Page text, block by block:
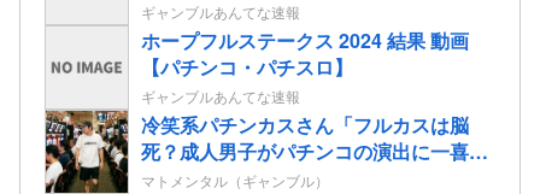
ギャンブルあんてな速報
ホープフルステークス 2024 結果 動画
【パチンコ・パチスロ】
ギャンブルあんてな速報
冷笑系パチンカスさん「フルカスは脳
死？成人男子がパチンコの演出に一喜一
憂してる方が脳死なんよ」
マトメンタル（ギャンブル）